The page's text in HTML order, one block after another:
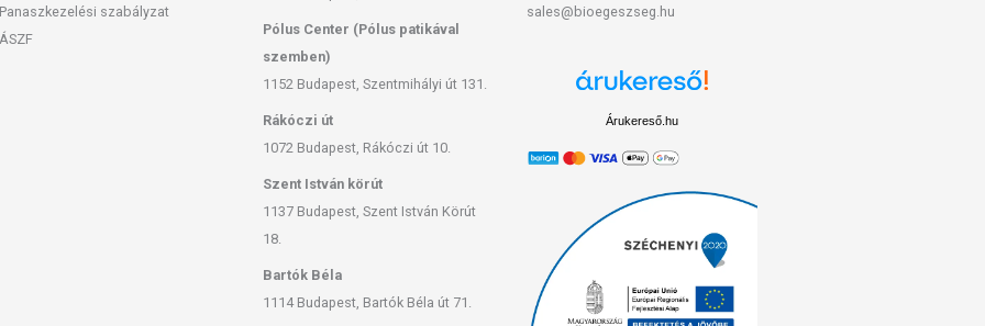
A formula finomra őrölt, több gyógynövényből
a szinergia elvét követve válogattuk össze, így a készítmény
PAJZSMIRIGYED RENDBEN LEGYEN?
a szexuális működésben, az agyi működésben.
ne befolyásolná a pajzsmirigy hormon. A pajzsmirigy
Panaszkezelési szabályzat
ÁSZF
Pólus Center (Pólus patikával
szemben)
1152 Budapest, Szentmihályi út 131.
Rákóczi út
1072 Budapest, Rákóczi út 10.
Szent István körút
1137 Budapest, Szent István Körút
18.
Bartók Béla
1114 Budapest, Bartók Béla út 71.
sales@bioegeszseg.hu
Árukereső.hu